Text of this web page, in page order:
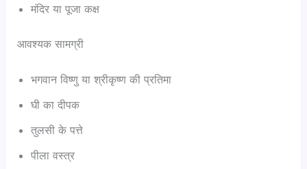
मंदिर या पूजा कक्ष
आवश्यक सामग्री
भगवान विष्णु या श्रीकृष्ण की प्रतिमा
घी का दीपक
तुलसी के पत्ते
पीला वस्त्र